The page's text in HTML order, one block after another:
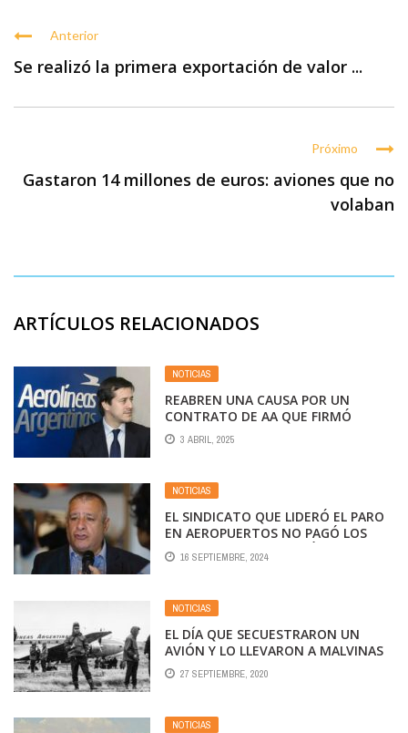
Anterior
Se realizó la primera exportación de valor ...
Próximo
Gastaron 14 millones de euros: aviones que no
volaban
ARTÍCULOS RELACIONADOS
NOTICIAS
REABREN UNA CAUSA POR UN
CONTRATO DE AA QUE FIRMÓ
RECALDE
3 ABRIL, 2025
NOTICIAS
EL SINDICATO QUE LIDERÓ EL PARO
EN AEROPUERTOS NO PAGÓ LOS
APORTES A LA JUBILACIÓN NI LA
OBRA SOCIAL DE SUS EMPLEADOS
16 SEPTIEMBRE, 2024
NOTICIAS
EL DÍA QUE SECUESTRARON UN
AVIÓN Y LO LLEVARON A MALVINAS
27 SEPTIEMBRE, 2020
NOTICIAS